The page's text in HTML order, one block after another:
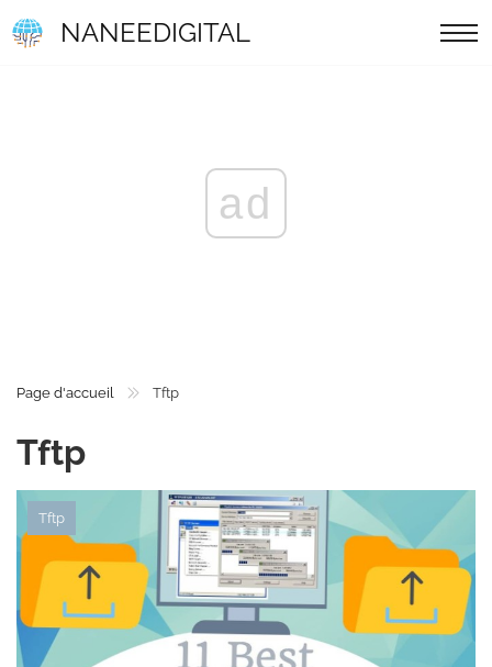
NANEEDIGITAL
ad
Page d'accueil Tftp
Tftp
Tftp